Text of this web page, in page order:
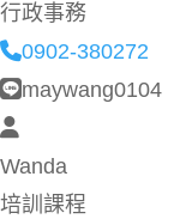
行政事務
0902-380272
maywang0104
Wanda
培訓課程